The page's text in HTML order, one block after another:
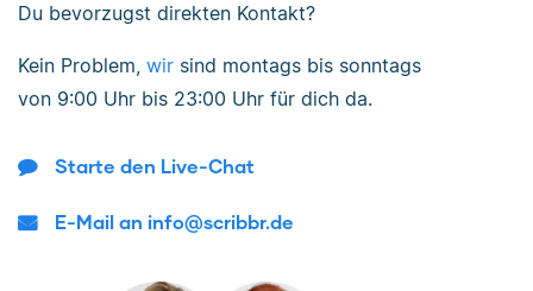
Du bevorzugst direkten Kontakt?
Kein Problem, wir sind montags bis sonntags
von 9:00 Uhr bis 23:00 Uhr für dich da.
Starte den Live-Chat
E-Mail an info@scribbr.de